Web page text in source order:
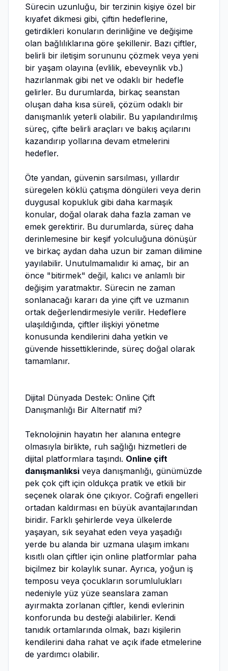
Sürecin uzunluğu, bir terzinin kişiye özel bir
kıyafet dikmesi gibi, çiftin hedeflerine,
getirdikleri konuların derinliğine ve değişime
olan bağlılıklarına göre şekillenir. Bazı çiftler,
belirli bir iletişim sorununu çözmek veya yeni
bir yaşam olayına (evlilik, ebeveynlik vb.)
hazırlanmak gibi net ve odaklı bir hedefle
gelirler. Bu durumlarda, birkaç seanstan
oluşan daha kısa süreli, çözüm odaklı bir
danışmanlık yeterli olabilir. Bu yapılandırılmış
süreç, çifte belirli araçları ve bakış açılarını
kazandırıp yollarına devam etmelerini
hedefler.
Öte yandan, güvenin sarsılması, yıllardır
süregelen köklü çatışma döngüleri veya derin
duygusal kopukluk gibi daha karmaşık
konular, doğal olarak daha fazla zaman ve
emek gerektirir. Bu durumlarda, süreç daha
derinlemesine bir keşif yolculuğuna dönüşür
ve birkaç aydan daha uzun bir zaman dilimine
yayılabilir. Unutulmamalıdır ki amaç, bir an
önce "bitirmek" değil, kalıcı ve anlamlı bir
değişim yaratmaktır. Sürecin ne zaman
sonlanacağı kararı da yine çift ve uzmanın
ortak değerlendirmesiyle verilir. Hedeflere
ulaşıldığında, çiftler ilişkiyi yönetme
konusunda kendilerini daha yetkin ve
güvende hissettiklerinde, süreç doğal olarak
tamamlanır.
Dijital Dünyada Destek: Online Çift
Danışmanlığı Bir Alternatif mi?
Teknolojinin hayatın her alanına entegre
olmasıyla birlikte, ruh sağlığı hizmetleri de
dijital platformlara taşındı. Online çift
danışmanlıksi veya danışmanlığı, günümüzde
pek çok çift için oldukça pratik ve etkili bir
seçenek olarak öne çıkıyor. Coğrafi engelleri
ortadan kaldırması en büyük avantajlarından
biridir. Farklı şehirlerde veya ülkelerde
yaşayan, sık seyahat eden veya yaşadığı
yerde bu alanda bir uzmana ulaşım imkanı
kısıtlı olan çiftler için online platformlar paha
biçilmez bir kolaylık sunar. Ayrıca, yoğun iş
temposu veya çocukların sorumlulukları
nedeniyle yüz yüze seanslara zaman
ayırmakta zorlanan çiftler, kendi evlerinin
konforunda bu desteği alabilirler. Kendi
tanıdık ortamlarında olmak, bazı kişilerin
kendilerini daha rahat ve açık ifade etmelerine
de yardımcı olabilir.